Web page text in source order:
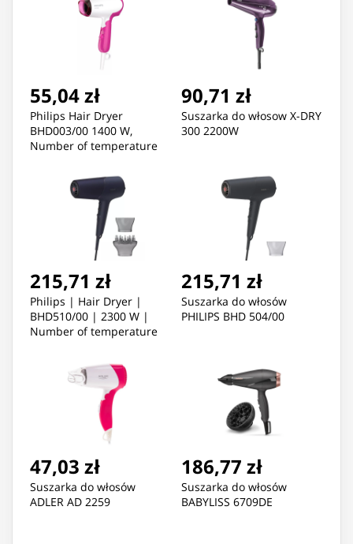
55,04 zł
Philips Hair Dryer
BHD003/00 1400 W,
Number of temperature
90,71 zł
Suszarka do włosow X-DRY
300 2200W
215,71 zł
Philips | Hair Dryer |
BHD510/00 | 2300 W |
Number of temperature
| Diffuser nozzle |
Blue/Metal
215,71 zł
Suszarka do włosów
PHILIPS BHD 504/00
47,03 zł
Suszarka do włosów
ADLER AD 2259
186,77 zł
Suszarka do włosów
BABYLISS 6709DE